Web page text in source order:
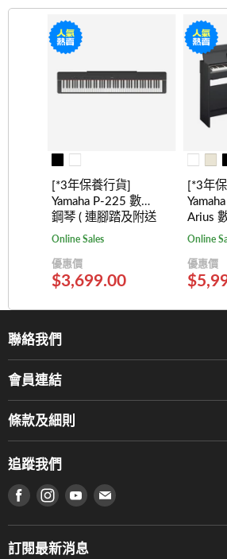
[*3年保養行貨]
Yamaha P-225 數碼
鋼琴 ( 連腳踏及附送
耳機, AC變壓器)
Online Sales
優惠價
$3,699.00
[*3年
Arius
櫈及耳
Online
優惠價
聯絡我們
服務部
通利工程
登記保養
產品序號查詢
會員連結
香港管弦樂導師協會
條款及細則
使用條款及細則
私隱條款
門市購買產品及服務
追蹤我們
在 Facebook 上找到我們
在 Instagram 上找到我們
在 Youtube 上找到我們
在 電子郵件 上找到我們
訂閱最新消息